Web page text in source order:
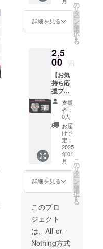
ター 1
点 画像
はイ
メージ
です。
は消費
税
（10%
）と送
料990円
を含ん
でおり
ます。
詳細を見る
の
リ
タ
ー
ン
を
選
択
す
る
2,5
00 円
【お気
持ち応
援プラ
ン】 ・
アクリ
ルスタ
ンド 1
点 ・サ
キュー
ター 1
点 画像
はイ
メージ
です。
金額に
は消費
税
（10%
）と送
料660円
支援
者：
0人
お届
け予
定：
2025
年01
月
詳細を見る
こ
の
リ
タ
ー
ン
を
選
択
す
る
このプロ
ジェクト
は、All-or-
Nothing方式